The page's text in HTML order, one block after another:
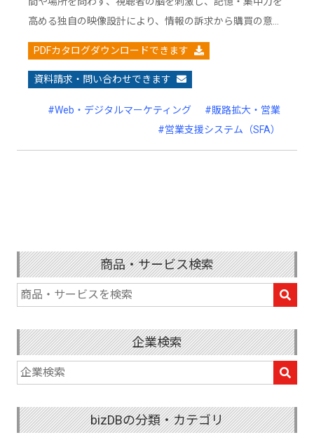
高める独自の映像設計により、情報の訴求から購買の意…
PDFカタログダウンロードできます
資料請求・問い合わせできます
#Web・デジタルマーケティング
#販路拡大・営業
#営業支援システム（SFA）
商品・サービス検索
企業検索
bizDBの分類・カテゴリ